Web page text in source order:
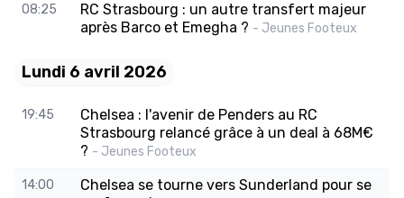
08:25
RC Strasbourg : un autre transfert majeur
après Barco et Emegha ? - Jeunes Footeux
Lundi 6 avril 2026
19:45
Chelsea : l'avenir de Penders au RC
Strasbourg relancé grâce à un deal à 68M€
? - Jeunes Footeux
14:00
Chelsea se tourne vers Sunderland pour se